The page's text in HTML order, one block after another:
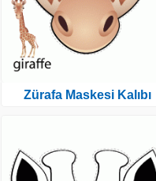
Zürafa Maskesi Kalıbı